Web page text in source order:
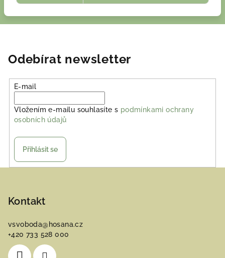
Odebírat newsletter
E-mail
Vložením e-mailu souhlasíte s podmínkami ochrany
osobních údajů
Přihlásit se
Kontakt
vsvoboda@ hosana.cz
+420 733 528 000